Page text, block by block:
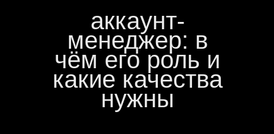
аккаунт-
менеджер: в
чём его роль и
какие качества
нужны